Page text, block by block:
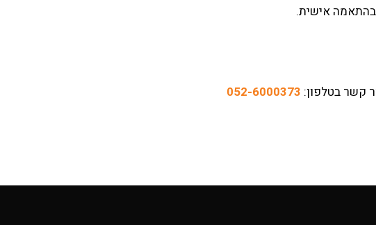
בהתאמה אישית.
קשר בטלפון: 052-6000373